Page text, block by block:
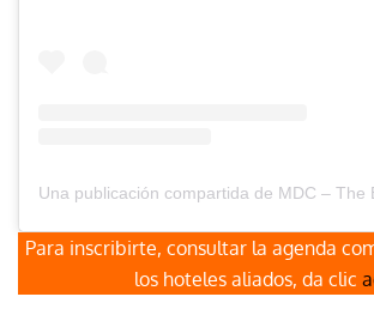
Para inscribirte, consultar la agenda
los hoteles aliados, da clic